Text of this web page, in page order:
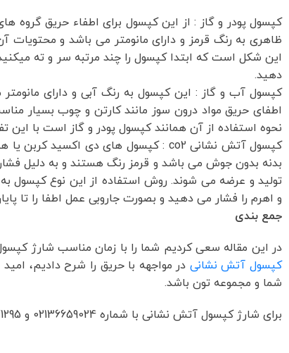
ظاهری به رنگ قرمز و دارای مانومتر می باشد و
این شکل است که ابتدا کپسول را چند مرتبه سر و ته
دهید.
کپسول آب و گاز : این کپسول به رنگ آبی و دارای
نحوه استفاده از آن همانند کپسول پودر و گاز است با این
تولید و عرضه می شوند. روش استفاده از این نوع
و اهرم را فشار می دهید و بصورت جاروبی عمل اطفا را تا
جمع بندی
در این مقاله سعی کردیم شما را با زمان مناسب شارژ
کپسول آتش نشانی در مواجهه با حریق را شرح دادیم،
شما و مجموعه تون باشد.
برای شارژ کپسول آتش نشانی با شماره 02136659024 و 09120971295 تماس حاصل نمایید.